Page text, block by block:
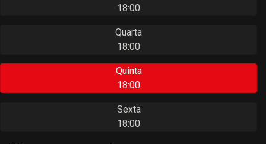
18:00
Quarta
18:00
Quinta
18:00
Sexta
18:00